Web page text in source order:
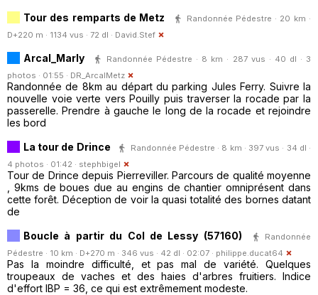
Tour des remparts de Metz
Randonnée Pédestre · 20 km ·
D+220 m · 1134 vus · 72 dl · David.Stef
Arcal_Marly
Randonnée Pédestre · 8 km · 287 vus · 40 dl · 3
photos · 01:55 · DR_ArcalMetz
Randonnée de 8km au départ du parking Jules Ferry. Suivre la
nouvelle voie verte vers Pouilly puis traverser la rocade par la
passerelle. Prendre à gauche le long de la rocade et rejoindre
les bord
La tour de Drince
Randonnée Pédestre · 8 km · 397 vus · 34 dl ·
4 photos · 01:42 · stephbigel
Tour de Drince depuis Pierreviller. Parcours de qualité moyenne
, 9kms de boues due au engins de chantier omniprésent dans
cette forêt. Déception de voir la quasi totalité des bornes datant
de
Boucle à partir du Col de Lessy (57160)
Randonnée
Pédestre · 10 km · D+270 m · 346 vus · 42 dl · 02:07 · philippe.ducat64
Pas la moindre difficulté, et pas mal de variété. Quelques
troupeaux de vaches et des haies d'arbres fruitiers. Indice
d'effort IBP = 36, ce qui est extrêmement modeste.